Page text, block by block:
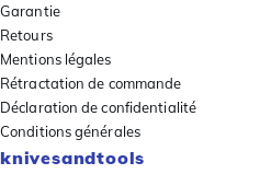
Garantie
Retours
Mentions légales
Rétractation de commande
Déclaration de confidentialité
Conditions générales
knivesandtools